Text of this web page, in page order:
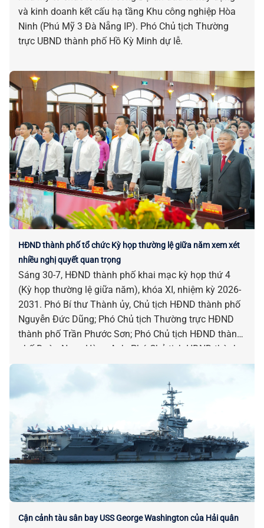
và kinh doanh kết cấu hạ tầng Khu công nghiệp Hòa
Ninh (Phú Mỹ 3 Đà Nẵng IP). Phó Chủ tịch Thường
trực UBND thành phố Hồ Kỳ Minh dự lễ.
HĐND thành phố tổ chức Kỳ họp thường lệ giữa năm xem xét
nhiều nghị quyết quan trọng
Sáng 30-7, HĐND thành phố khai mạc kỳ họp thứ 4
(Kỳ họp thường lệ giữa năm), khóa XI, nhiệm kỳ 2026-
2031. Phó Bí thư Thành ủy, Chủ tịch HĐND thành phố
Nguyễn Đức Dũng; Phó Chủ tịch Thường trực HĐND
thành phố Trần Phước Sơn; Phó Chủ tịch HĐND thành
phố Đoàn Ngọc Hùng Anh; Phó Chủ tịch HĐND thành
phố Nguyễn Công Thanh chủ trì kỳ họp.
Cận cảnh tàu sân bay USS George Washington của Hải quân